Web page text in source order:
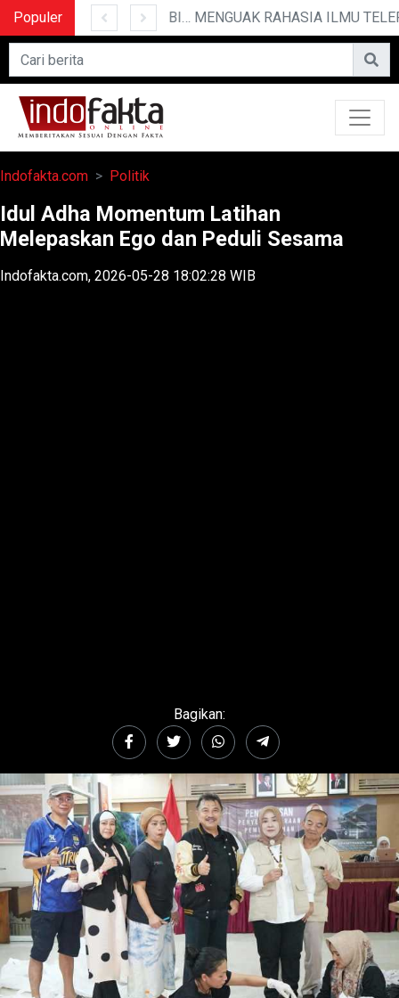
Populer MENGUAK RAHASIA ILMU TELEPATI
Indofakta.com Politik
Idul Adha Momentum Latihan
Melepaskan Ego dan Peduli Sesama
Indofakta.com, 2026-05-28 18:02:28 WIB
Bagikan: